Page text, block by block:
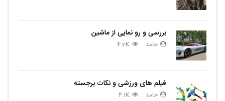
بررسی و رو نمایی از ماشین
حامد 4.2K
فیلم های ورزشی و نکات برجسته
حامد 4.1K